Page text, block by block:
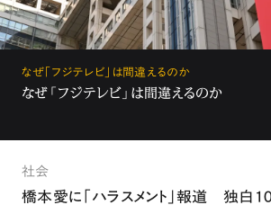
なぜ「フジテレビ」は間違えるのか
なぜ「フジテレビ」は間違えるのか
社会
橋本愛に「ハラスメント」報道 独白